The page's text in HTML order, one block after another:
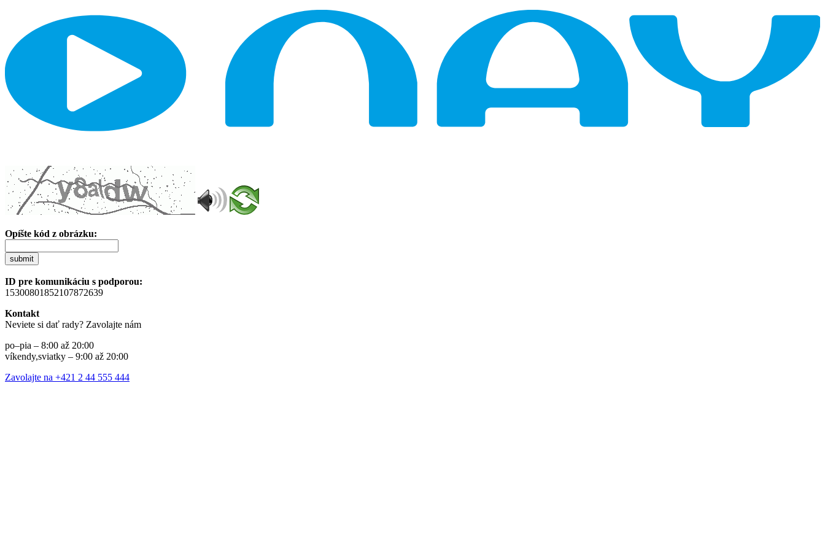
Opíšte kód z obrázku:
submit
ID pre komunikáciu s podporou:
15300801852107872639
Kontakt
Neviete si dať rady? Zavolajte nám
po–pia – 8:00 až 20:00
víkendy,sviatky – 9:00 až 20:00
Zavolajte na +421 2 44 555 444